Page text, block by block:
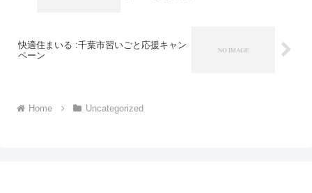
快適住まいる :千葉市習いごと応援キャン
ペーン
Home Uncategorized